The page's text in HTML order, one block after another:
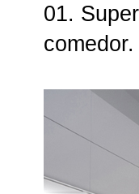
01.
comedor.